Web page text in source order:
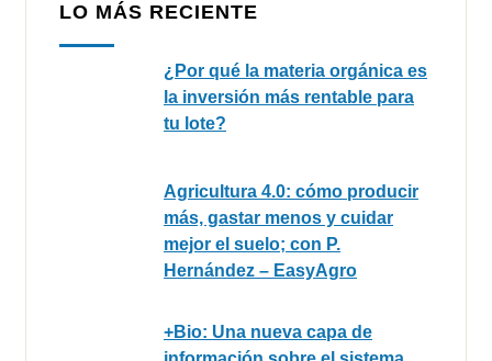
LO MÁS RECIENTE
¿Por qué la materia orgánica es
la inversión más rentable para
tu lote?
Agricultura 4.0: cómo producir
más, gastar menos y cuidar
mejor el suelo; con P.
Hernández – EasyAgro
+Bio: Una nueva capa de